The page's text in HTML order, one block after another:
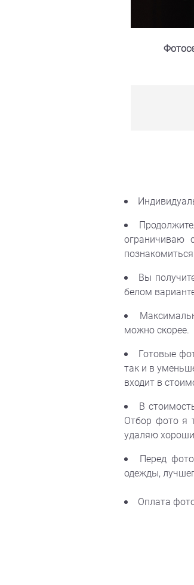
Вы
белом
можно скорее.
Готовые
так и в
входит в
В
Отбор фото я
удаляю
Перед
одежды,
Оплата